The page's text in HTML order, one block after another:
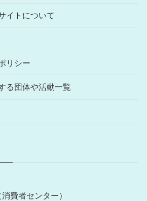
イトについて
リシー
る団体や活動一覧
費者センター）